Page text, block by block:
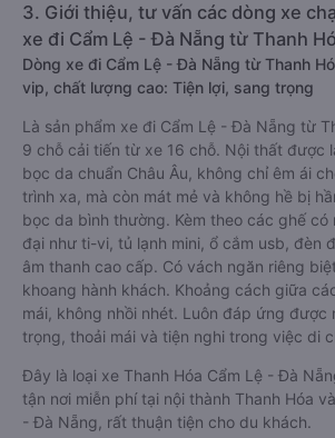
3. Giới thiệu, tư vấn các dòng xe
xe đi Cẩm Lệ - Đà Nẵng từ Thanh
Dòng xe đi Cẩm Lệ - Đà Nẵng từ Thanh
vip, chất lượng cao: Tiện lợi, sang trọng
Là sản phẩm xe đi Cẩm Lệ - Đà Nẵng từ
9 chỗ cải tiến từ xe 16 chỗ. Nội thất được
bọc da chuẩn Châu Âu, không chỉ êm ái
trình xa, mà còn mát mẻ và không hề bị
bọc da bình thường. Kèm theo các ghế có
đại như ti-vi, tủ lạnh mini, ổ cắm usb, đèn
âm thanh cao cấp. Có vách ngăn riêng
khoang hành khách. Khoảng cách giữa
mái, không nhồi nhét. Luôn đáp ứng được
trọng, thoải mái và tiện nghi trong việc di
Đây là loại xe Thanh Hóa Cẩm Lệ - Đà
tận nơi miễn phí tại nội thành Thanh Hóa
- Đà Nẵng, rất thuận tiện cho du khách.